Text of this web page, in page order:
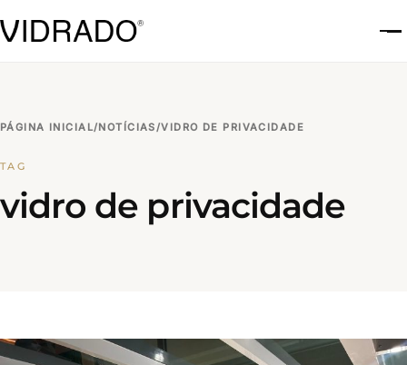
PÁGINA INICIAL/NOTÍCIAS/VIDRO DE PRIVACIDADE
TAG
vidro de privacidade